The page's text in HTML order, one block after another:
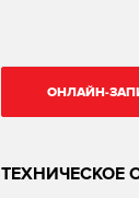
ОНЛАЙН-
ТЕХНИЧЕСКОЕ